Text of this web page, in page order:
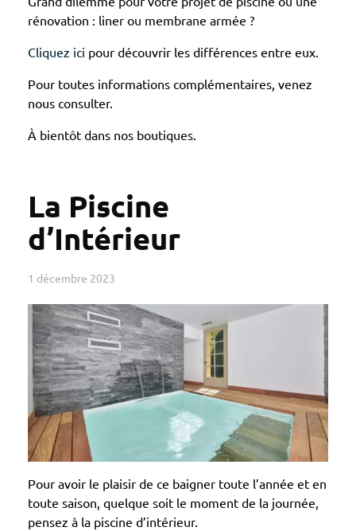
rénovation : liner ou membrane armée ?
Cliquez ici pour découvrir les différences entre eux.
Pour toutes informations complémentaires, venez
nous consulter.
À bientôt dans nos boutiques.
La Piscine
d’Intérieur
1 décembre 2023
Pour avoir le plaisir de ce baigner toute l’année et en
toute saison, quelque soit le moment de la journée,
pensez à la piscine d’intérieur.